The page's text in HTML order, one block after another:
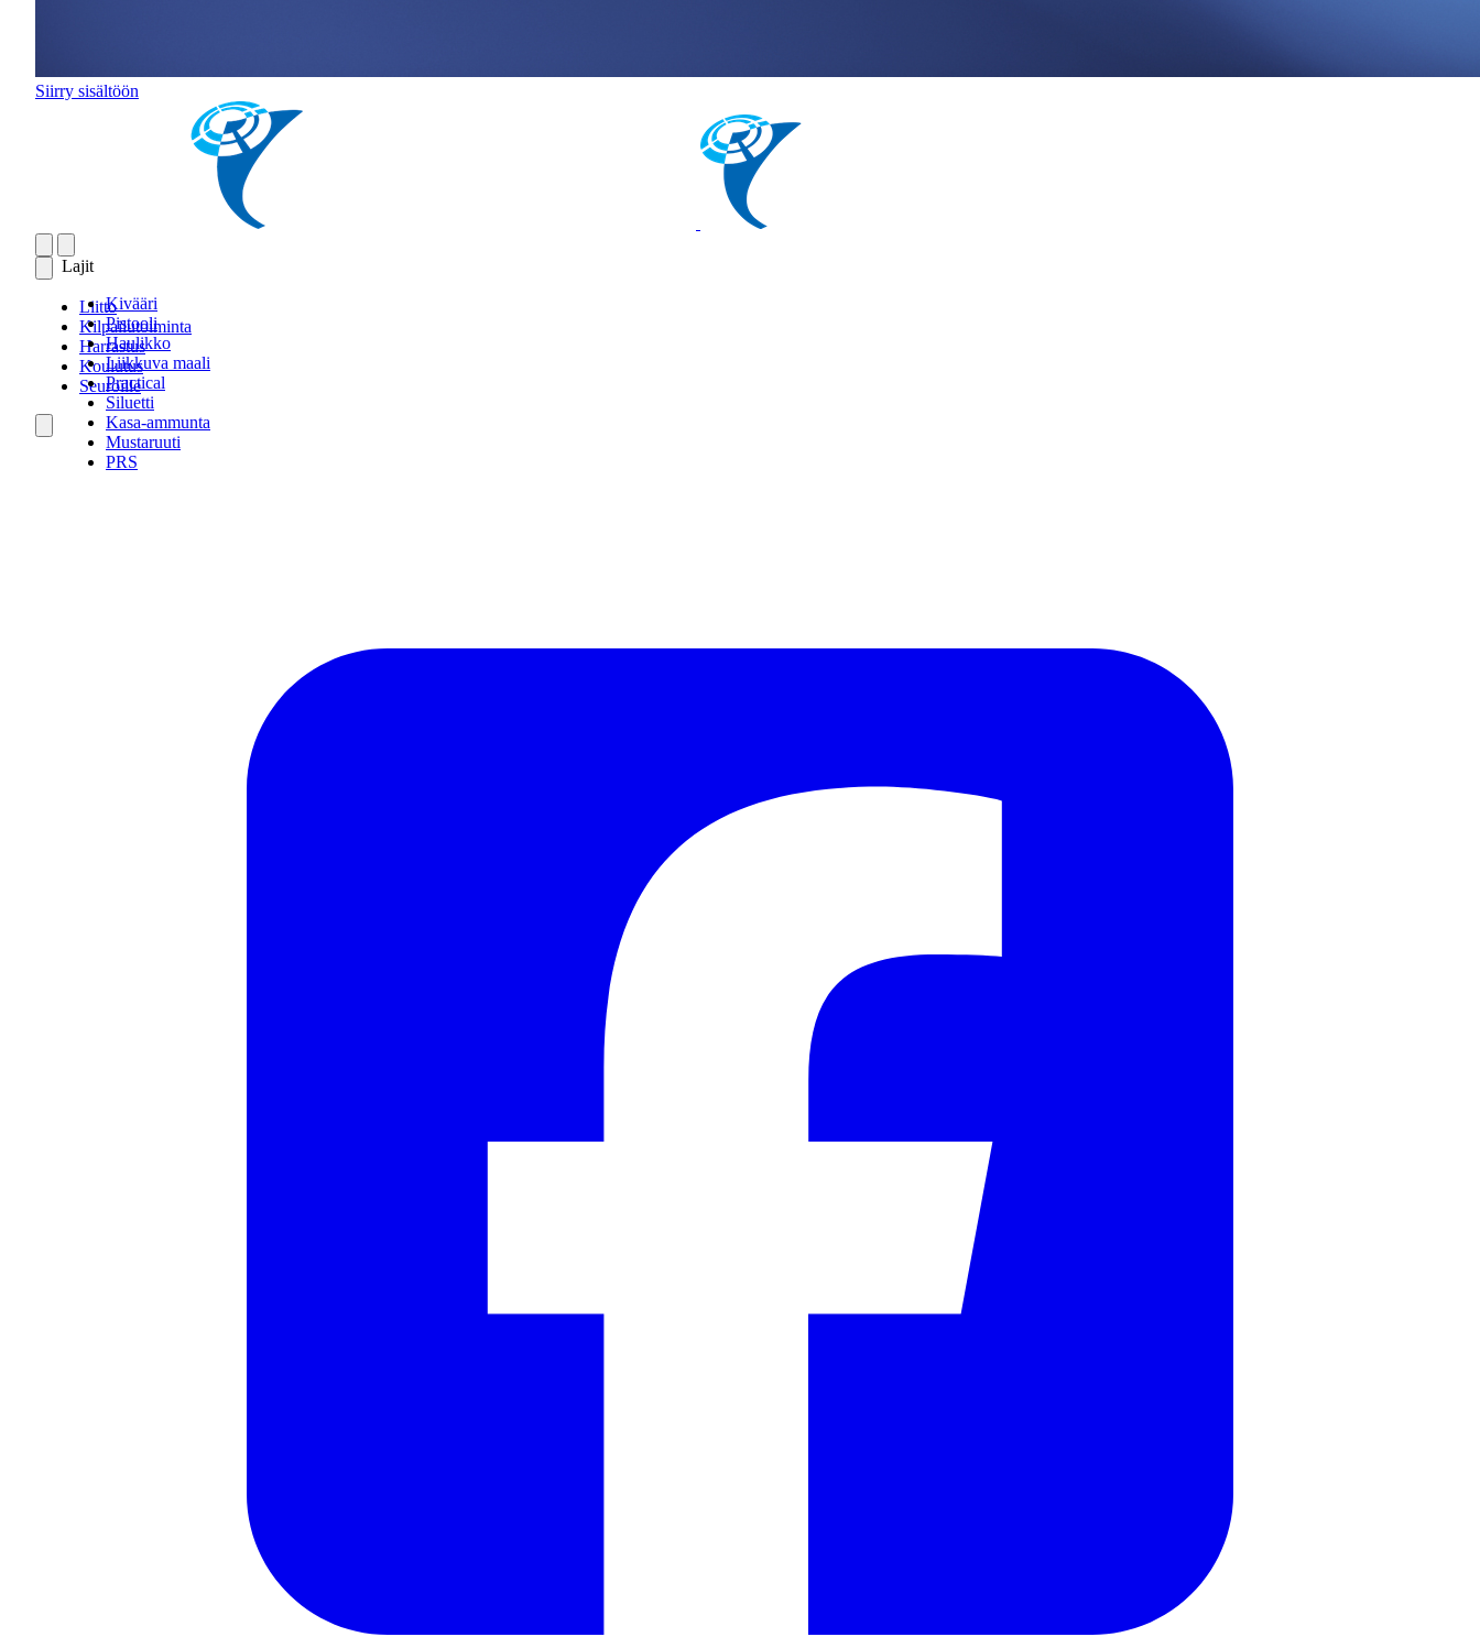
Siirry sisältöön
Lajit
Kivääri
Pistooli
Haulikko
Liikkuva maali
Practical
Siluetti
Kasa-ammunta
Mustaruuti
PRS
Liitto
Kilpailutoiminta
Harrastus
Koulutus
Seuroille